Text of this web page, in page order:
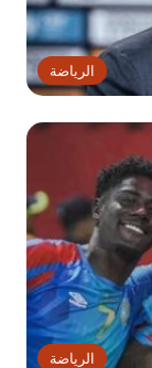
الرياضة
الرياضة